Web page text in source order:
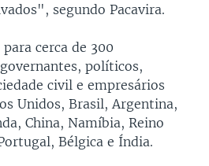
segundo Pacavira.
cerca de 300
políticos,
civil e empresários
Unidos, Brasil, Argentina,
China, Namíbia, Reino
Bélgica e Índia.